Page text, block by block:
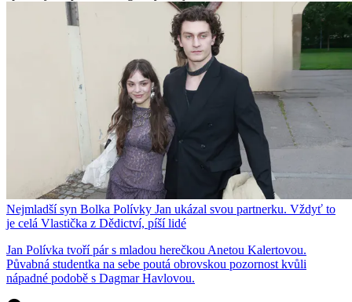
Nejmladší syn Bolka Polívky Jan ukázal svou partnerku. Vždyť to
je celá Vlastička z Dědictví, píší lidé
Jan Polívka tvoří pár s mladou herečkou Anetou Kalertovou.
Půvabná studentka na sebe poutá obrovskou pozornost kvůli
nápadné podobě s Dagmar Havlovou.